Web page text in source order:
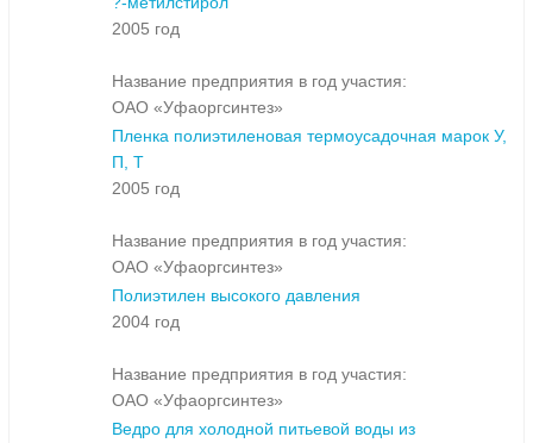
2005 год
Название предприятия в год участия:
ОАО «Уфаоргсинтез»
Пленка полиэтиленовая термоусадочная марок У,
П, Т
2005 год
Название предприятия в год участия:
ОАО «Уфаоргсинтез»
Полиэтилен высокого давления
2004 год
Название предприятия в год участия:
ОАО «Уфаоргсинтез»
Ведро для холодной питьевой воды из